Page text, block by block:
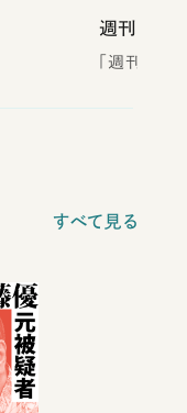
週刊新潮
「週刊新潮
すべて見る